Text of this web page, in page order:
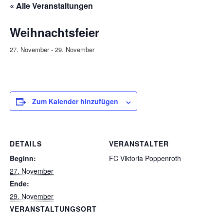
« Alle Veranstaltungen
Weihnachtsfeier
27. November- 29. November
Zum Kalender hinzufügen
DETAILS
Beginn:
27. November
Ende:
29. November
VERANSTALTUNGSORT
VERANSTALTER
FC Viktoria Poppenroth